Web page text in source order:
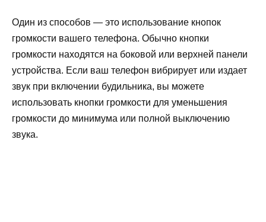
Один из способов — это использование кнопок
громкости вашего телефона. Обычно кнопки
громкости находятся на боковой или верхней панели
устройства. Если ваш телефон вибрирует или издает
звук при включении будильника, вы можете
использовать кнопки громкости для уменьшения
громкости до минимума или полной выключению
звука.